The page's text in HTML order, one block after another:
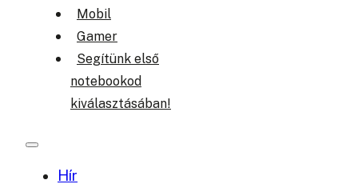
Mobil
Gamer
Segítünk első
notebookod
kiválasztásában!
Hír